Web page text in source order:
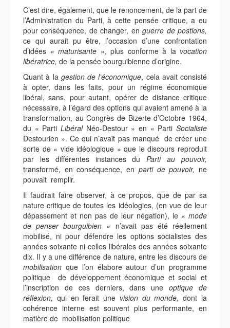
C’est dire, également, que le renoncement, de la part de
l’Administration du Parti, à cette pensée critique, a eu
pour conséquence, de changer, enguerre de postions,
ce qui aurait pu être, l’occasion d’une confrontation
d’idées « maturisante », plus conforme à la vocation
libératrice, de la pensée bourguibienne d’origine.
Quant à la gestion de l’économique, cela avait consisté
à opter, dans les faits, pour un régime économique
libéral, sans, pour autant, opérer de distance critique
nécessaire, à l’égard des options qui avaient amené à la
transformation, au Congrès de Bizerte d’Octobre 1964,
du « Parti LibéralNéo-Destour » en « Parti Socialiste
Destourien ». Ce qui n’avait pas manqué de créer une
sorte de « vide idéologique » que le discours reproduit
par les différentes instances duParti au
pouvoir,
transformé, en conséquence, en parti de pouvoir, ne
pouvait remplir.
Il faudrait faire observer, à ce propos, que de par sa
nature critique de toutes les idéologies, (en vue de leur
dépassement et non pas de leur négation), le « mode
de penser bourguibien » n’avait pas été réellement
mobilisé, ni pour défendre les options socialistes des
années soixante ni celles libérales des années soixante
dix. Il y a une différence de nature, entre les discours de
mobilisation que l’on élabore autour d’un programme
politique de développement économique et social et
l’inscription de ces derniers, dans uneoptique de
réflexion, qui en ferait une vision du monde, dont la
cohérence interne est souvent plus performante, en
matière de mobilisation politique